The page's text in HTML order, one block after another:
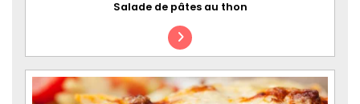
Salade de pâtes au thon